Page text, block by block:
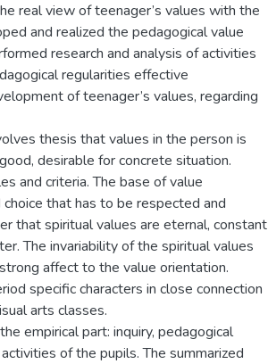
real view of teenager’s values with the
and realized the pedagogical value
research and analysis of activities
regularities effective
of teenager’s values, regarding
thesis that values in the person is
desirable for concrete situation.
and criteria. The base of value
that has to be respected and
that spiritual values are eternal, constant
The invariability of the spiritual values
affect to the value orientation.
specific characters in close connection
arts classes.
empirical part: inquiry, pedagogical
of the pupils. The summarized